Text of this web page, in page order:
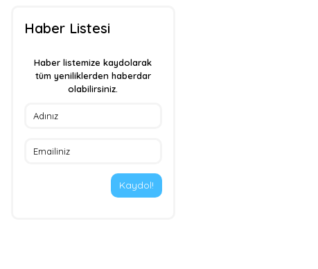
Haber Listesi
Haber listemize kaydolarak
tüm yeniliklerden haberdar
olabilirsiniz.
Kaydol!